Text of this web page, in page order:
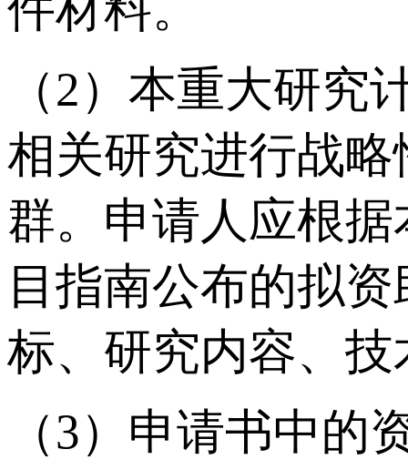
（2）本重大研
相关研究进行战
群。申请人应根
目指南公布的拟
标、研究内容、
（3）申请书中的